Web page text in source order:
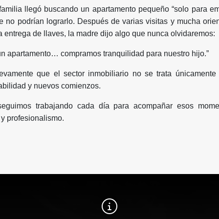
llegó buscando un apartamento pequeño “solo para
no podrían lograrlo. Después de varias visitas y mucha
entrega de llaves, la madre dijo algo que nunca olvidaremos:
apartamento… compramos tranquilidad para nuestro hijo.”
que el sector inmobiliario no se trata
y nuevos comienzos.
trabajando cada día para acompañar esos
profesionalismo.